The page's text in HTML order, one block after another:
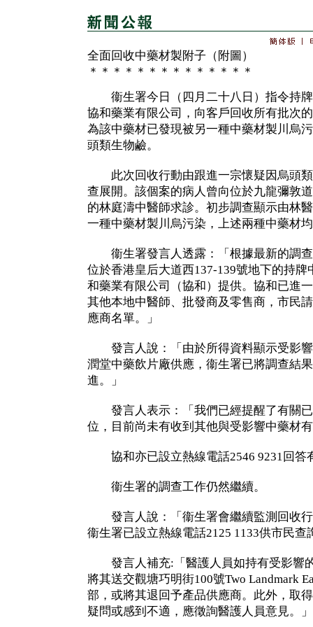
全面回收中藥材製附子（附圖）
＊＊＊＊＊＊＊＊＊＊＊＊＊＊
衞生署今日（四月二十八日）指令持牌
協和藥業有限公司，向客戶回收所有批次
為該中藥材已發現被另一種中藥材製川烏
頭類生物鹼。
此次回收行動由跟進一宗懷疑因烏頭類
查展開。該個案的病人曾向位於九龍彌敦
的林庭濤中醫師求診。初步調查顯示由林
一種中藥材製川烏污染，上述兩種中藥材
衞生署發言人透露：「根據最新的調查
位於香港皇后大道西137-139號地下的持
和藥業有限公司（協和）提供。協和已進
其他本地中醫師、批發商及零售商，市民
應商名單。」
發言人說：「由於所得資料顯示受影響
潤堂中藥飲片廠供應，衞生署已將調查結
進。」
發言人表示：「我們已經提醒了有關已
位，目前尚未有收到其他與受影響中藥材
協和亦已設立熱線電話2546 9231回答
衞生署的調查工作仍然繼續。
發言人說：「衞生署會繼續監測回收行
衞生署已設立熱線電話2125 1133供市民查
發言人補充:「醫護人員如持有受影響
將其送交觀塘巧明街100號Two Landmark
部，或將其退回予產品供應商。此外，取
疑問或感到不適，應徵詢醫護人員意見。」